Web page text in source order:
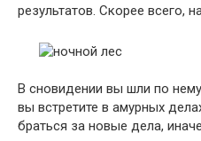
результатов. Скорее всего,
В сновидении вы шли по
вы встретите в амурных
браться за новые дела,